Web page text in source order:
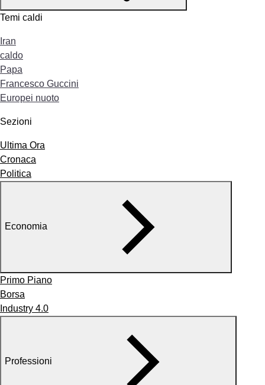
Temi caldi
Iran
caldo
Papa
Francesco Guccini
Europei nuoto
Sezioni
Ultima Ora
Cronaca
Politica
Economia
Primo Piano
Borsa
Industry 4.0
Professioni